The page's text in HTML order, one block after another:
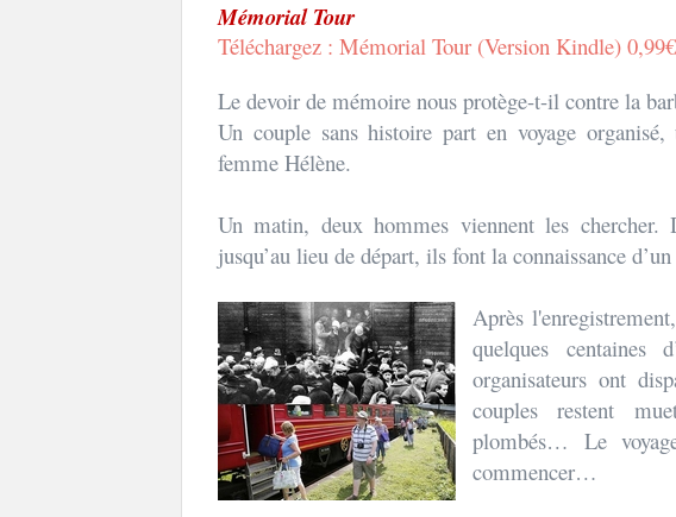
Mémorial Tour
Téléchargez : Mémorial Tour (Version Kindle)
Le devoir de mémoire nous protège-t-il contre la
Un couple sans histoire part en voyage
femme Hélène.
Un matin, deux hommes viennent les
jusqu’au lieu de départ, ils font la connaissance
Après
quelques centaines
organisateurs ont
couples restent
plombés… Le
commencer…